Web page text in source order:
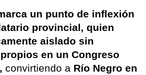
un punto de inflexión
provincial, quien
aislado sin
en un Congreso
convirtiendo a Río Negro en